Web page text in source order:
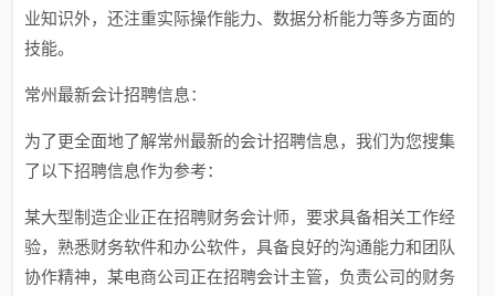
业知识外，还注重实际操作能力、数据分析能力等多方面的
技能。
常州最新会计招聘信息：
为了更全面地了解常州最新的会计招聘信息，我们为您搜集
了以下招聘信息作为参考：
某大型制造企业正在招聘财务会计师，要求具备相关工作经
验，熟悉财务软件和办公软件，具备良好的沟通能力和团队
协作精神，某电商公司正在招聘会计主管，负责公司的财务